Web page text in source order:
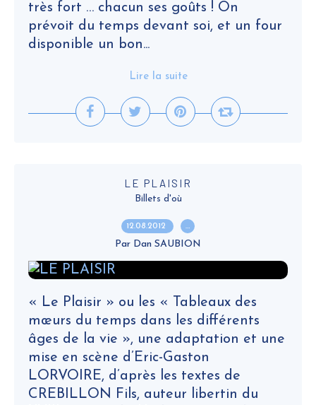
très fort … chacun ses goûts ! On
prévoit du temps devant soi, et un four
disponible un bon...
Lire la suite
LE PLAISIR
Billets d'où
12.08.2012 …
Par Dan SAUBION
« Le Plaisir » ou les « Tableaux des
mœurs du temps dans les différents
âges de la vie », une adaptation et une
mise en scène d’Eric-Gaston
LORVOIRE, d’après les textes de
CREBILLON Fils, auteur libertin du